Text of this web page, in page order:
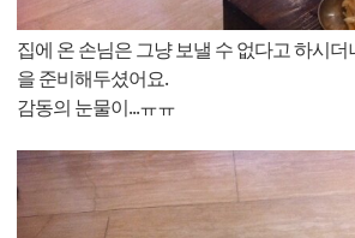
집에 온 손님은 그냥 보낼 수 없다고 하시
을 준비해두셨어요.
감동의 눈물이...ㅠㅠ